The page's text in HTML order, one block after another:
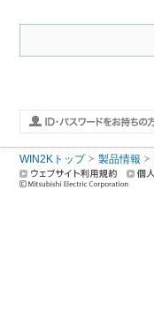
WIN2Kトップ 製品情報